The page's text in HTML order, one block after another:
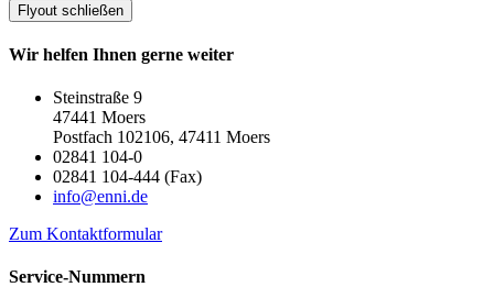
Flyout schließen
Wir helfen Ihnen gerne weiter
Steinstraße 9
47441 Moers
Postfach 102106, 47411 Moers
02841 104-0
02841 104-444 (Fax)
info@enni.de
Zum Kontaktformular
Service-Nummern